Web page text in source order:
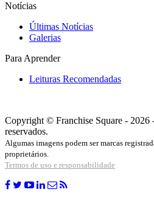
Notícias
Últimas Notícias
Galerias
Para Aprender
Leituras Recomendadas
Copyright © Franchise Square - 2026
reservados.
Algumas imagens podem ser marcas
proprietários.
Termos de uso e responsabilidade